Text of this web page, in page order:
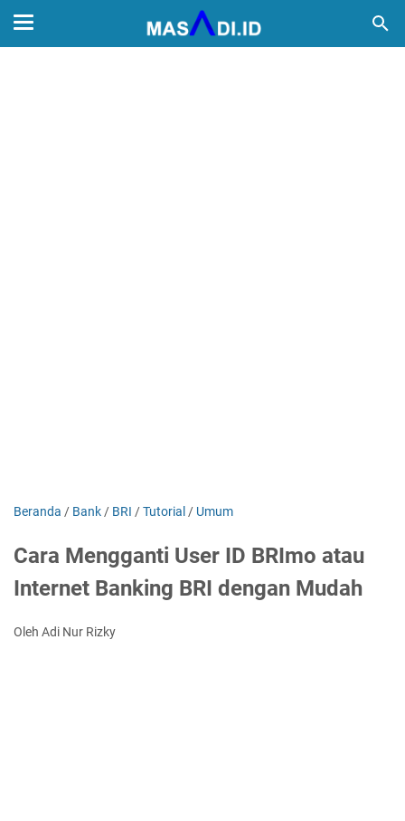
Beranda / Bank / BRI /Tutorial / Umum
Cara Mengganti User ID BRImo atau
Internet Banking BRI dengan Mudah
Oleh Adi Nur Rizky